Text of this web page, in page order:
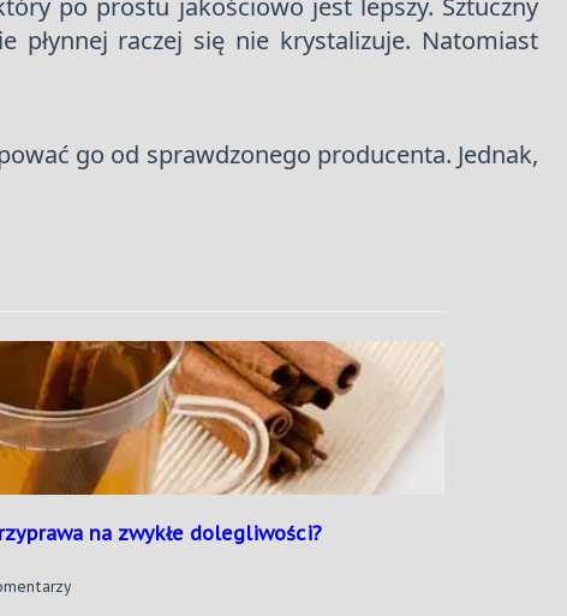
raczej się nie krystalizuje. Natomiast
go od sprawdzonego producenta. Jednak,
na zwykłe dolegliwości?
Do